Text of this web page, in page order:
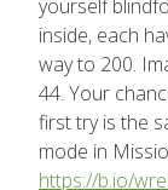
yourself
inside, each
way to 200.
44. Your
first try is the
mode in
https://b.io/